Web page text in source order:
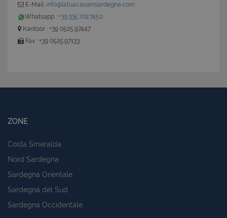
E-Mail: info@latuacasainsardegna.com
Whatsapp : +39.335.702.7450
Kantoor : +39 0525.97447
Fax : +39 0525.97133
ZONE
Costa Smeralda
Nord Sardegna
Sardegna Orientale
Sardegna del Sud
Sardegna Occidentale